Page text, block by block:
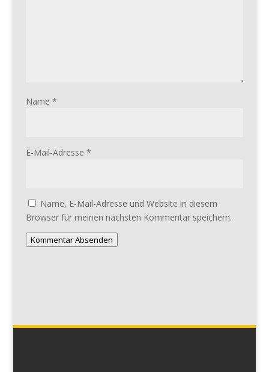
Name *
E-Mail-Adresse *
Name, E-Mail-Adresse und Website in diesem
Browser für meinen nächsten Kommentar speichern.
Kommentar Absenden